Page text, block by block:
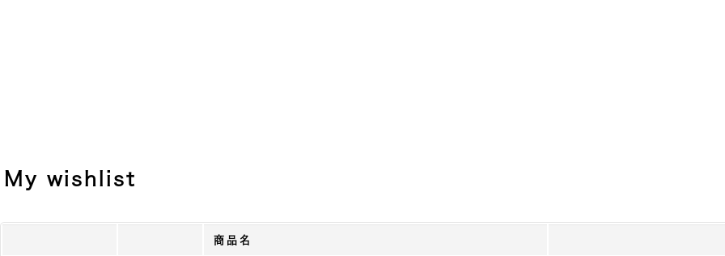
My wishlist
商品名